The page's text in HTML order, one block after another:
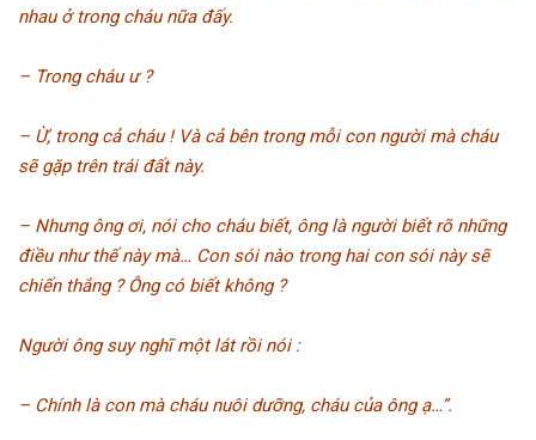
nhau ở trong cháu nữa đấy.
– Trong cháu ư ?
– Ừ, trong cả cháu ! Và cả bên trong mỗi con người mà cháu
sẽ gặp trên trái đất này.
– Nhưng ông ơi, nói cho cháu biết, ông là người biết rõ những
điều như thế này mà… Con sói nào trong hai con sói này sẽ
chiến thắng ? Ông có biết không ?
Người ông suy nghĩ một lát rồi nói :
– Chính là con mà cháu nuôi dưỡng, cháu của ông ạ…”.